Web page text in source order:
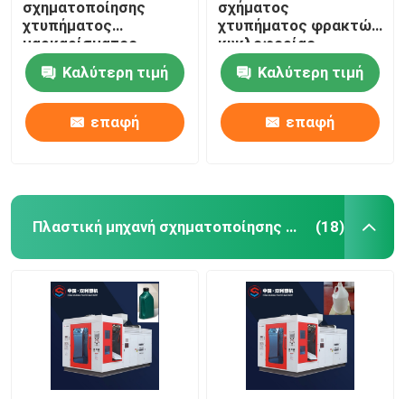
σχηματοποίησης
χτυπήματος
μαρκαρίσματος
αυτόματη
καθαριστικό PE 10L
μπουκαλιών
Καλύτερη τιμή
επαφή
σχήματος
χτυπήματος φρακτών
κυκλοφορίας
αυτόματη φυσώντας
πλήρως αυτόματη
160L
Καλύτερη τιμή
επαφή
Πλαστική μηχανή σχηματοποίησης χτυπήματος μπουκαλιών (18)